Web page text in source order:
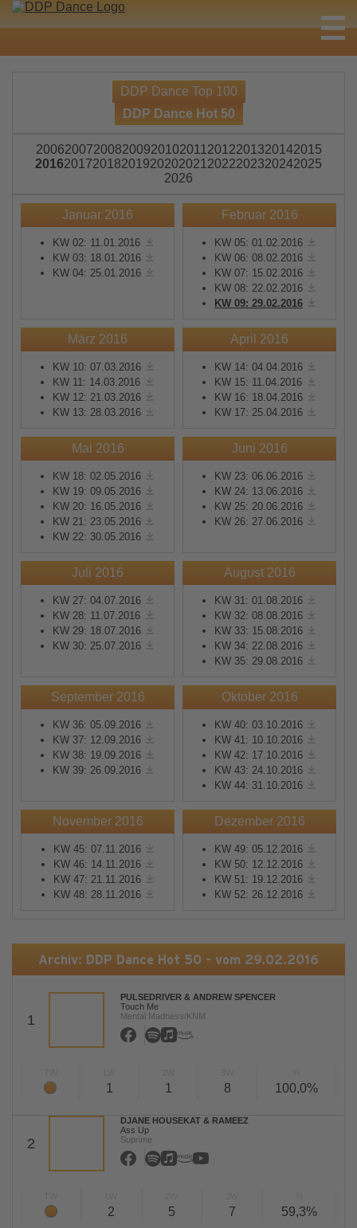
DDP Dance Top 100
DDP Dance Hot 50
200620072008200920102011 2012201320142015
201620172018201920202021 2022202320242025
2026
Januar 2016
KW 02: 11.01.2016
KW 03: 18.01.2016
KW 04: 25.01.2016
Februar 2016
KW 05: 01.02.2016
KW 06: 08.02.2016
KW 07: 15.02.2016
KW 08: 22.02.2016
KW 09: 29.02.2016
März 2016
KW 10: 07.03.2016
KW 11: 14.03.2016
KW 12: 21.03.2016
KW 13: 28.03.2016
April 2016
KW 14: 04.04.2016
KW 15: 11.04.2016
KW 16: 18.04.2016
KW 17: 25.04.2016
Mai 2016
KW 18: 02.05.2016
KW 19: 09.05.2016
KW 20: 16.05.2016
KW 21: 23.05.2016
KW 22: 30.05.2016
Juni 2016
KW 23: 06.06.2016
KW 24: 13.06.2016
KW 25: 20.06.2016
KW 26: 27.06.2016
Juli 2016
KW 27: 04.07.2016
KW 28: 11.07.2016
KW 29: 18.07.2016
KW 30: 25.07.2016
August 2016
KW 31: 01.08.2016
KW 32: 08.08.2016
KW 33: 15.08.2016
KW 34: 22.08.2016
KW 35: 29.08.2016
September 2016
KW 36: 05.09.2016
KW 37: 12.09.2016
KW 38: 19.09.2016
KW 39: 26.09.2016
Oktober 2016
KW 40: 03.10.2016
KW 41: 10.10.2016
KW 42: 17.10.2016
KW 43: 24.10.2016
KW 44: 31.10.2016
November 2016
KW 45: 07.11.2016
KW 46: 14.11.2016
KW 47: 21.11.2016
KW 48: 28.11.2016
Dezember 2016
KW 49: 05.12.2016
KW 50: 12.12.2016
KW 51: 19.12.2016
KW 52: 26.12.2016
Archiv: DDP Dance Hot 50 - vom 29.02.2016
1
PULSEDRIVER & ANDREW SPENCER
Touch Me
Mental Madness/KNM
1 1 8 100,0%
2
DJANE HOUSEKAT & RAMEEZ
Ass Up
Suprime
2 5 7 59,3%